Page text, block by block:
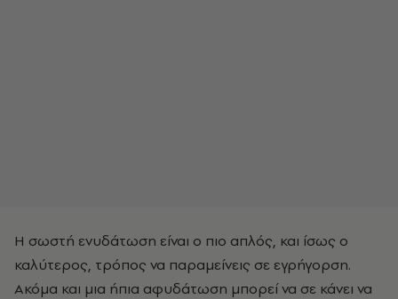
Η σωστή ενυδάτωση είναι ο πιο απλός, και ίσως ο
καλύτερος, τρόπος να παραμείνεις σε εγρήγορση.
Ακόμα και μια ήπια αφυδάτωση μπορεί να σε κάνει να